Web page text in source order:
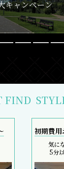
新一覧チェック
FIND
初期費
気に
5分